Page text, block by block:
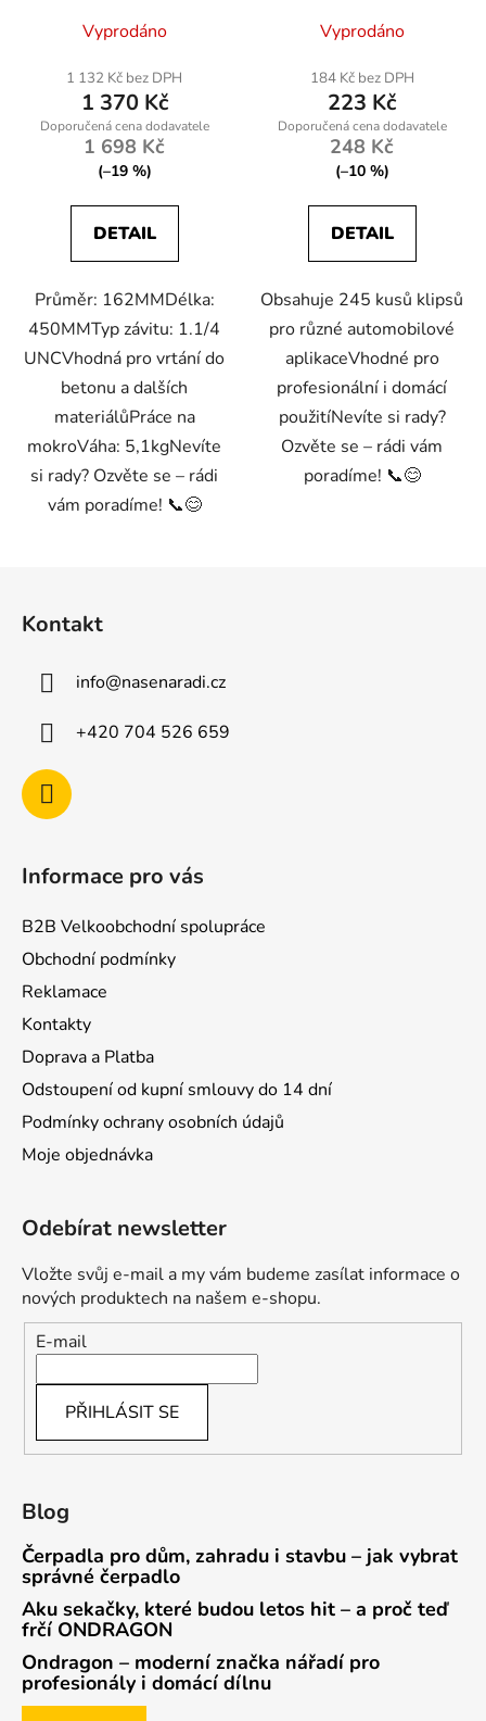
Vyprodáno
1 132 Kč bez DPH
1 370 Kč
1 698 Kč
(–19 %)
DETAIL
Průměr: 162MMDélka:
450MMTyp závitu: 1.1/4
UNCVhodná pro vrtání do
betonu a dalších
materiálůPráce na
mokroVáha: 5,1kgNevíte
si rady? Ozvěte se – rádi
vám poradíme! 📞😊
Vyprodáno
184 Kč bez DPH
223 Kč
248 Kč
(–10 %)
DETAIL
Obsahuje 245 kusů klipsů
pro různé automobilové
aplikaceVhodné pro
profesionální i domácí
použitíNevíte si rady?
Ozvěte se – rádi vám
poradíme! 📞😊
Kontakt
info@nasenaradi.cz
+420 704 526 659
Informace pro vás
B2B Velkoobchodní spolupráce
Obchodní podmínky
Reklamace
Kontakty
Doprava a Platba
Odstoupení od kupní smlouvy do 14 dní
Podmínky ochrany osobních údajů
Moje objednávka
Odebírat newsletter
Vložte svůj e-mail a my vám budeme zasílat informace o
nových produktech na našem e-shopu.
E-mail
PŘIHLÁSIT SE
Blog
Čerpadla pro dům, zahradu i stavbu – jak vybrat
správné čerpadlo
Aku sekačky, které budou letos hit – a proč teď
frčí ONDRAGON
Ondragon – moderní značka nářadí pro
profesionály i domácí dílnu